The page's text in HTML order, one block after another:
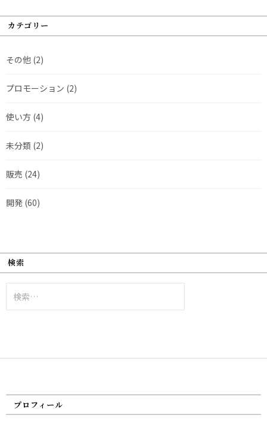
カテゴリー
その他 (2)
プロモーション (2)
使い方 (4)
未分類 (2)
販売 (24)
開発 (60)
検索
索:
プロフィール